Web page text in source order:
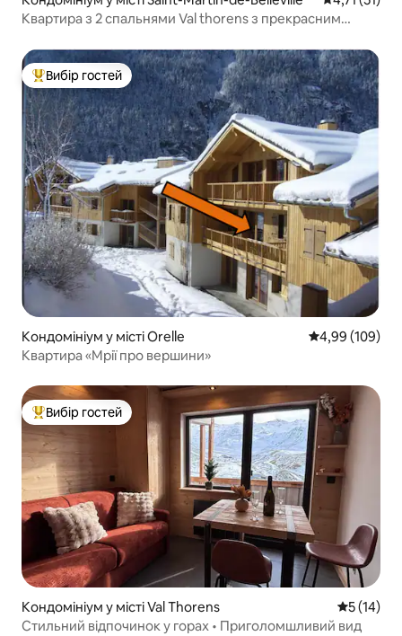
Квартира з 2 спальнями Val thorens з прекрасним
Топ вибір гостей
Вибір гостей
Кондомініум у місті Orelle Середня
4,99 (109)
Квартира «Мрії про вершини»
Топ вибір гостей
Вибір гостей
Кондомініум у місті Val Thorens Середня
5 (14)
Стильний відпочинок у горах • Приголомшливий вид